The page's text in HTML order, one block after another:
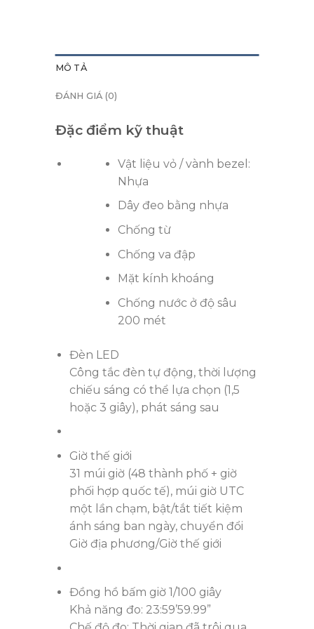
MÔ TẢ
ĐÁNH GIÁ (0)
Đặc điểm kỹ thuật
Vật liệu vỏ / vành bezel:
Nhựa
Dây đeo bằng nhựa
Chống từ
Chống va đập
Mặt kính khoáng
Chống nước ở độ sâu
200 mét
Đèn LED
Công tắc đèn tự động, thời lượng
chiếu sáng có thể lựa chọn (1,5
hoặc 3 giây), phát sáng sau
Giờ thế giới
31 múi giờ (48 thành phố + giờ
phối hợp quốc tế), múi giờ UTC
một lần chạm, bật/tắt tiết kiệm
ánh sáng ban ngày, chuyển đổi
Giờ địa phương/Giờ thế giới
Đồng hồ bấm giờ 1/100 giây
Khả năng đo: 23:59’59.99”